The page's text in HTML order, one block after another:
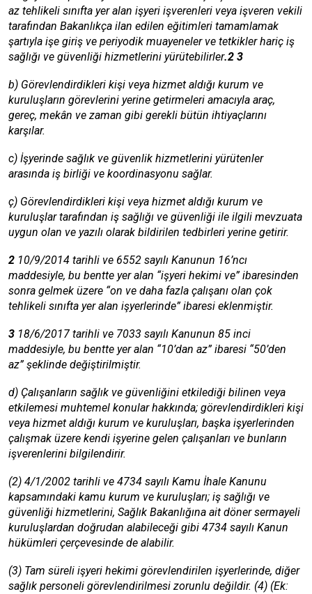
az tehlikeli sınıfta yer alan işyeri işverenleri veya işveren vekili
tarafından Bakanlıkça ilan edilen eğitimleri tamamlamak
şartıyla işe giriş ve periyodik muayeneler ve tetkikler hariç iş
sağlığı ve güvenliği hizmetlerini yürütebilirler.2 3
b) Görevlendirdikleri kişi veya hizmet aldığı kurum ve
kuruluşların görevlerini yerine getirmeleri amacıyla araç,
gereç, mekân ve zaman gibi gerekli bütün ihtiyaçlarını
karşılar.
c) İşyerinde sağlık ve güvenlik hizmetlerini yürütenler
arasında iş birliği ve koordinasyonu sağlar.
ç) Görevlendirdikleri kişi veya hizmet aldığı kurum ve
kuruluşlar tarafından iş sağlığı ve güvenliği ile ilgili mevzuata
uygun olan ve yazılı olarak bildirilen tedbirleri yerine getirir.
2 10/9/2014 tarihli ve 6552 sayılı Kanunun 16’ncı
maddesiyle, bu bentte yer alan “işyeri hekimi ve” ibaresinden
sonra gelmek üzere “on ve daha fazla çalışanı olan çok
tehlikeli sınıfta yer alan işyerlerinde” ibaresi eklenmiştir.
3 18/6/2017 tarihli ve 7033 sayılı Kanunun 85 inci
maddesiyle, bu bentte yer alan “10’dan az” ibaresi “50’den
az” şeklinde değiştirilmiştir.
d) Çalışanların sağlık ve güvenliğini etkilediği bilinen veya
etkilemesi muhtemel konular hakkında; görevlendirdikleri kişi
veya hizmet aldığı kurum ve kuruluşları, başka işyerlerinden
çalışmak üzere kendi işyerine gelen çalışanları ve bunların
işverenlerini bilgilendirir.
(2) 4/1/2002 tarihli ve 4734 sayılı Kamu İhale Kanunu
kapsamındaki kamu kurum ve kuruluşları; iş sağlığı ve
güvenliği hizmetlerini, Sağlık Bakanlığına ait döner sermayeli
kuruluşlardan doğrudan alabileceği gibi 4734 sayılı Kanun
hükümleri çerçevesinde de alabilir.
(3) Tam süreli işyeri hekimi görevlendirilen işyerlerinde, diğer
sağlık personeli görevlendirilmesi zorunlu değildir. (4) (Ek: